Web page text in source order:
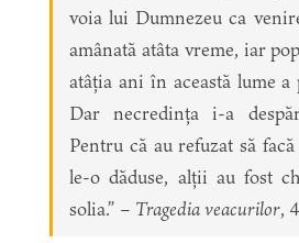
voia lui Dumnezeu ca
amânată atâta vreme, iar
atâția ani în această lume
Dar necredința i-a
Pentru că au refuzat să
le-o dăduse, alții au fost
solia.” – Tragedia veacurilor,